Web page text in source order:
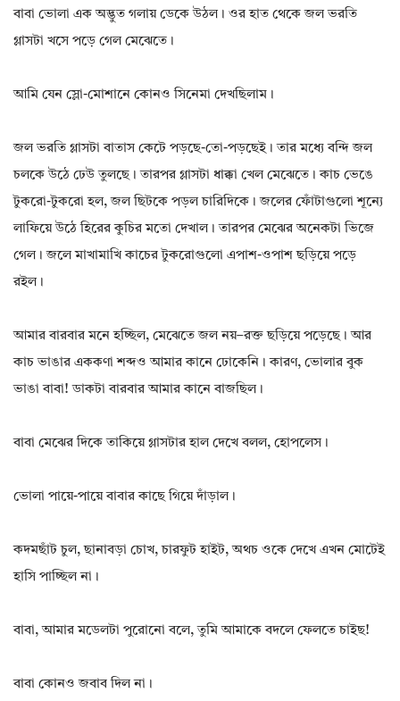
বাবা ভোলা এক অদ্ভুত গলায় ডেকে উঠল। ওর হাত থেকে জল ভরতি
গ্লাসটা খসে পড়ে গেল মেঝেতে।
আমি যেন স্লো-মোশানে কোনও সিনেমা দেখছিলাম।
জল ভরতি গ্লাসটা বাতাস কেটে পড়ছে-তো-পড়ছেই। তার মধ্যে বন্দি জল
চলকে উঠে ঢেউ তুলছে। তারপর গ্লাসটা ধাক্কা খেল মেঝেতে। কাচ ভেঙে
টুকরো-টুকরো হল, জল ছিটকে পড়ল চারিদিকে। জলের ফোঁটাগুলো শূন্যে
লাফিয়ে উঠে হিরের কুচির মতো দেখাল। তারপর মেঝের অনেকটা ভিজে
গেল। জলে মাখামাখি কাচের টুকরোগুলো এপাশ-ওপাশ ছড়িয়ে পড়ে
রইল।
আমার বারবার মনে হচ্ছিল, মেঝেতে জল নয়–রক্ত ছড়িয়ে পড়েছে। আর
কাচ ভাঙার এককণা শব্দও আমার কানে ঢোকেনি। কারণ, ভোলার বুক
ভাঙা বাবা! ডাকটা বারবার আমার কানে বাজছিল।
বাবা মেঝের দিকে তাকিয়ে গ্লাসটার হাল দেখে বলল, হোপলেস।
ভোলা পায়ে-পায়ে বাবার কাছে গিয়ে দাঁড়াল।
কদমছাঁট চুল, ছানাবড়া চোখ, চারফুট হাইট, অথচ ওকে দেখে এখন মোটেই
হাসি পাচ্ছিল না।
বাবা, আমার মডেলটা পুরোনো বলে, তুমি আমাকে বদলে ফেলতে চাইছ!
বাবা কোনও জবাব দিল না।